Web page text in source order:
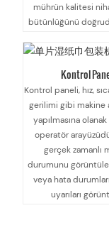
mührün kalitesi
bütünlüğünü
Kontrol
Kontrol paneli, hız,
gerilimi gibi makine
yapılmasına
operatör
gerçek zamanlı
durumunu
veya hata
uyarıları